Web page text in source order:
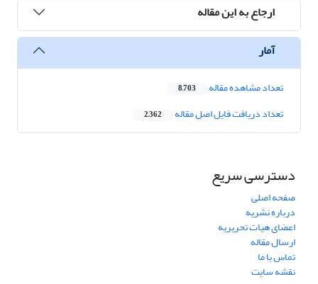
ارجاع به این مقاله
آمار
تعداد مشاهده مقاله 8,703
تعداد دریافت فایل اصل مقاله 2,362
دسترسی سریع
صفحه اصلی
درباره نشریه
اعضای هیات تحریریه
ارسال مقاله
تماس با ما
نقشه سایت